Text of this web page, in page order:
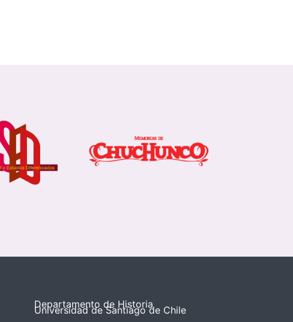
Departamento de Historia
Universidad de Santiago de Chile